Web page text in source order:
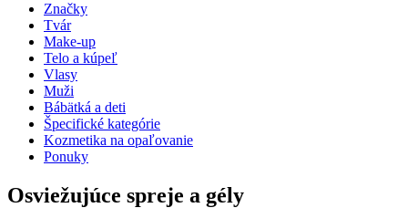
Značky
Tvár
Make-up
Telo a kúpeľ
Vlasy
Muži
Bábätká a deti
Špecifické kategórie
Kozmetika na opaľovanie
Ponuky
Osviežujúce spreje a gély